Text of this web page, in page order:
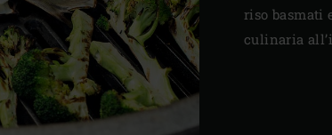
riso basmati
culinaria